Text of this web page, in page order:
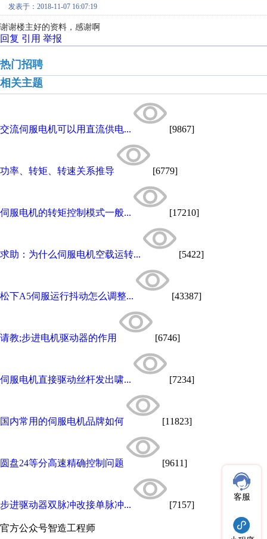
发表于：2018-11-07 16:07:19
谢谢楼主好的资料，感谢啊
回复 引用 举报
热门招聘
相关主题
交流伺服电机可以用直流供电... [9867]
功率、转矩、转速关系推导 [6779]
伺服电机的转矩控制模式一般... [17210]
求助：为什么伺服电机空载运转... [5422]
松下A5伺服运行抖动怎么调整... [43387]
请教;步进电机驱动器的作用 [6746]
伺服电机直接驱动丝杆发出啸... [7234]
国内常用的伺服电机品牌如何 [11823]
圆盘24等分高速精确控制问题 [9611]
步进驱动器双脉冲改接单脉冲... [7157]
官方公众号智造工程师
客服